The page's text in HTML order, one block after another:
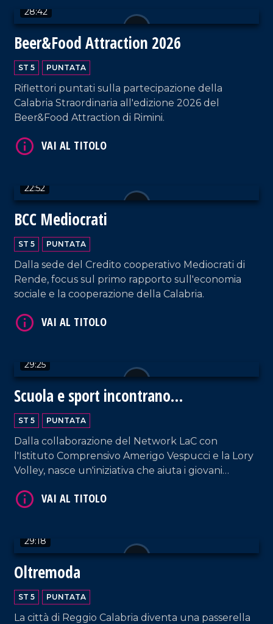
28:42
Beer&Food Attraction 2026
ST 5 PUNTATA
Riflettori puntati sulla partecipazione della
Calabria Straordinaria all'edizione 2026 del
Beer&Food Attraction di Rimini.
22:52
BCC Mediocrati
ST 5 PUNTATA
Dalla sede del Credito cooperativo Mediocrati di
Rende, focus sul primo rapporto sull'economia
sociale e la cooperazione della Calabria.
29:25
Scuola e sport incontrano
l'informazione
ST 5 PUNTATA
Dalla collaborazione del Network LaC con
l'Istituto Comprensivo Amerigo Vespucci e la Lory
Volley, nasce un'iniziativa che aiuta i giovani
Solidarietà. Il PalaSport di Pizzo diventa, così,
Restaurant di Falerna.
29:18
Oltremoda
ST 5 PUNTATA
La città di Reggio Calabria diventa una passerella
VAI AL TITOLO
VAI AL TITOLO
VAI AL TITOLO
VAI AL TITOLO
VAI AL TITOLO